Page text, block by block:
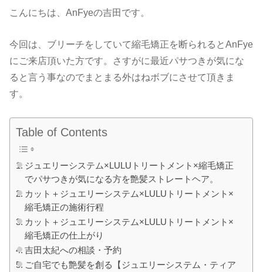
こんにちは、AnFyeの吉田です。
今回は、ブリーチをしていて縮毛矯正を断られるとAnFye
にご来店頂いた方です。さすがに最近パサつきが気にな
ると言う事なのでまとまる外はねボブにさせて頂きま
す。
Table of Contents
ジュエリーシステム×LULUトリートメント×縮毛矯正
でパサつきが気になる方を艶髪ストレートヘア。
カット＋ジュエリーシステム×LULUトリートメント×
縮毛矯正の施術行程
カット＋ジュエリーシステム×LULUトリートメント×
縮毛矯正の仕上がり
吉田太紀への相談・予約
ご自宅でも艶髪を創る【ジュエリーシステム・ティア